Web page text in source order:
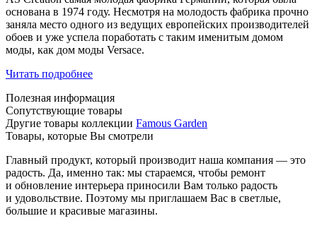
основана в 1974 году. Несмотря на молодость фабрика прочно
заняла место одного из ведущих европейских производителей
обоев и уже успела поработать с таким именитым домом
моды, как дом моды Versace.
Читать подробнее
Полезная информация
Сопутствующие товары
Другие товары коллекции Famous Garden
Товары, которые Вы смотрели
Главный продукт, который производит наша компания — это
радость. Да, именно так: мы стараемся, чтобы ремонт
и обновление интерьера приносили Вам только радость
и удовольствие. Поэтому мы приглашаем Вас в светлые,
большие и красивые магазины.